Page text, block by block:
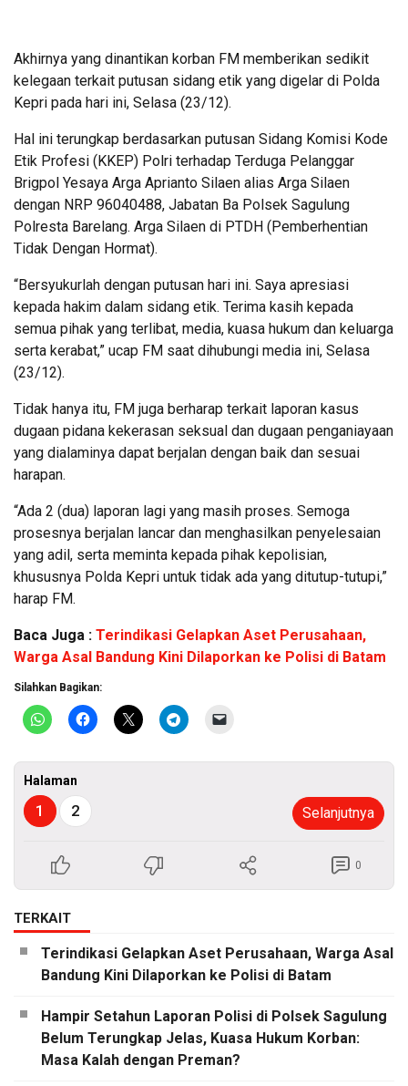
Akhirnya yang dinantikan korban FM memberikan sedikit
kelegaan terkait putusan sidang etik yang digelar di Polda
Kepri pada hari ini, Selasa (23/12).
Hal ini terungkap berdasarkan putusan Sidang Komisi Kode
Etik Profesi (KKEP) Polri terhadap Terduga Pelanggar
Brigpol Yesaya Arga Aprianto Silaen alias Arga Silaen
dengan NRP 96040488, Jabatan Ba Polsek Sagulung
Polresta Barelang. Arga Silaen di PTDH (Pemberhentian
Tidak Dengan Hormat).
“Bersyukurlah dengan putusan hari ini. Saya apresiasi
kepada hakim dalam sidang etik. Terima kasih kepada
semua pihak yang terlibat, media, kuasa hukum dan keluarga
serta kerabat,” ucap FM saat dihubungi media ini, Selasa
(23/12).
Tidak hanya itu, FM juga berharap terkait laporan kasus
dugaan pidana kekerasan seksual dan dugaan penganiayaan
yang dialaminya dapat berjalan dengan baik dan sesuai
harapan.
“Ada 2 (dua) laporan lagi yang masih proses. Semoga
prosesnya berjalan lancar dan menghasilkan penyelesaian
yang adil, serta meminta kepada pihak kepolisian,
khususnya Polda Kepri untuk tidak ada yang ditutup-tutupi,”
harap FM.
Baca Juga : Terindikasi Gelapkan Aset Perusahaan,
Warga Asal Bandung Kini Dilaporkan ke Polisi di Batam
Silahkan Bagikan:
Halaman
1 2 Selanjutnya
0
TERKAIT
Terindikasi Gelapkan Aset Perusahaan, Warga Asal
Bandung Kini Dilaporkan ke Polisi di Batam
Hampir Setahun Laporan Polisi di Polsek Sagulung
Belum Terungkap Jelas, Kuasa Hukum Korban:
Masa Kalah dengan Preman?